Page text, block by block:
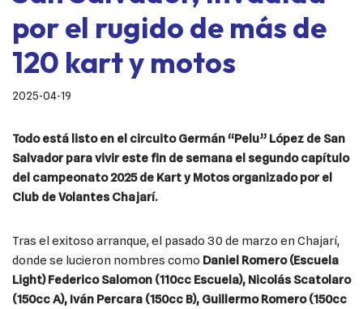
por el rugido de más de
120 kart y motos
2025-04-19
Todo está listo en el circuito Germán “Pelu” López de San
Salvador para vivir este fin de semana el segundo capítulo
del campeonato 2025 de Kart y Motos organizado por el
Club de Volantes Chajarí.
Tras el exitoso arranque, el pasado 30 de marzo en Chajarí,
donde se lucieron nombres como Daniel Romero (Escuela
Light) Federico Salomon (110cc Escuela), Nicolás Scatolaro
(150cc A), Iván Percara (150cc B), Guillermo Romero (150cc